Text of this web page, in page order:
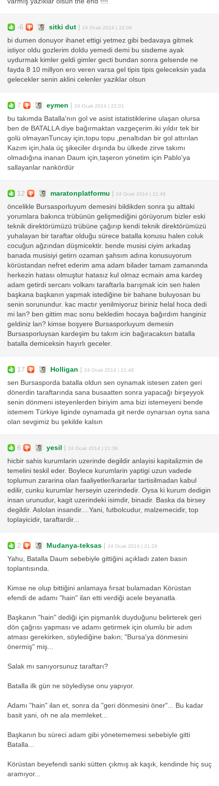
-6 sitki dut | 24 Ocak 2014 | 22:06
bi dumen donuyor ihanet ettigi yetmez gibi bedavaya gitmek
istiyor oldu gozlerim doldu yemedi demi bu sisdeme ayak
uydurmak kimler geldi gimler gecti bundan sonra gelsende ne
fayda 8 10 millyon ero veren varsa gel tipis tipis geleceksin yada
gelecekler senin aklini celenler yaziklar olsun
7 eymen | 24 Ocak 2014 | 22:01
bu takımda Batalla'nın gol ve asist istatistiklerine ulaşan olursa
ben de BATALLA diye bağırmaktan vazgeçerim.iki yıldır tek bir
golü olmayanTuncay için,topu topu ,penaltıdan bir gol attırılan
Kazım için,hala üç şikeciler dışında bu ülkede zirve takımı
olmadığına inanan Daum için,taşeron yönetim için Pablo'ya
sallayanlar nankördür
12 maratonplatformu | 24 Ocak 2014 | 21:49
öncelikle Bursasporluyum demesini bildikden sonra şu alttaki
yorumlara bakınca trübünün gelişmediğini görüyorum bizler eski
teknik direktörümüzü trübüne çağırıp kendi teknik direktörümüzü
yuhalayan bir taraftar olduğu sürece batalla konusu halen coluk
cocuğun ağzından düşmicektir. bende musisi ciyim arkadaş
banada musisiyi getirn ozaman şahsım adına konusuyorum
körüstandan nefret ederim ama adam bilader tamam zamanında
herkezin hatası olmuştur hatasız kul olmaz ecmain ama kardeş
adam getirdi sercanı volkanı taraftarla barışmak icin sen halen
başkana başkanın yapmak istediğine bir bahane buluyosan bu
senin sorunundur. kac mactır yenilmiyoruz biriniz helal hoca dedi
mi lan? ben gittim mac sonu bekledim hocaya bağırdım hanginiz
geldiniz lan? kimse boşyere Bursasporluyum demesin
Bursasporluysan kardeşim bu takım icin bağıracaksın batalla
batalla demiceksin hayırlı geceler.
17 Holligan | 24 Ocak 2014 | 21:48
sen Bursasporda batalla oldun sen oynamak istesen zaten geri
dönerdin taraftarında sana busaatten sonra yapacağı birşeyyok
senin dönmeni isteyenlerden biriyim ama bizi istemeyeni bende
istemem Türkiye liginde oynamada git nerde oynarsan oyna sana
olan sevgimiz bu şekilde kalsın
6 yesil | 24 Ocak 2014 | 21:39
hicbir sahis kurumlarin uzerinde degildir anlayisi kapitalizmin de
temelini teskil eder. Boylece kurumlarin yaptigi uzun vadede
toplumun zararina olan faaliyetler/kararlar tartisilmadan kabul
edilir, cunku kurumlar herseyin uzerindedir. Oysa ki kurum dedigin
insan urunudur, kagit uzerindeki isimdir, binadir. Baska da birsey
degildir. Aslolan insandir....Yani, futbolcudur, malzemecidir, top
toplayicidir, taraftardir...
2 Mudanya-teksas | 24 Ocak 2014 | 21:29
Yahu, Batalla Daum sebebiyle gittiğini açıkladı zaten basın
toplantısında.
Kimse ne olup bittiğini anlamaya fırsat bulamadan Körüstan
efendi de adamı "hain" ilan etti verdiği acele beyanatla.
Başkanın "hain" dediği için pişmanlık duyduğunu belirterek geri
dön çağrısı yapması ve adamı getirmek için olumlu bir adım
atması gerekirken, söylediğine bakın; "Bursa'ya dönmesini
önermiş" miş...
Salak mı sanıyorsunuz taraftarı?
Batalla ilk gün ne söylediyse onu yapıyor.
Adamı "hain" ilan et, sonra da "geri dönmesini öner"... Bu kadar
basit yani, oh ne ala memleket...
Başkanın bu süreci adam gibi yönetememesi sebebiyle gitti
Batalla...
Körüstan beyefendi sanki sütten çıkmış ak kaşık, kendinde hiç suç
aramıyor...